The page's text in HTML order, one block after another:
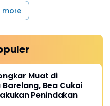
more
Muat di
Bea Cukai
Penindakan